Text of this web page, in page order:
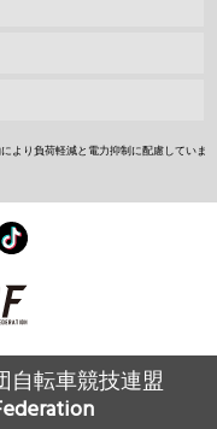
より負荷軽減と電力抑制に配慮していま
転車競技連盟